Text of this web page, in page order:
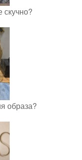
скучно?
образа?